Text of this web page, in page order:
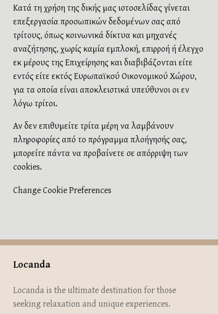
BOOK NOW
About
Contact
Κατά τη χρήση της δικής μας ιστοσελίδας γίνεται
επεξεργασία προσωπικών δεδομένων σας από
τρίτους, όπως κοινωνικά δίκτυα και μηχανές
αναζήτησης, χωρίς καμία εμπλοκή, επιρροή ή έλεγχο
εκ μέρους της Επιχείρησης και διαβιβάζονται είτε
εντός είτε εκτός Ευρωπαϊκού Οικονομικού Χώρου,
για τα οποία είναι αποκλειστικά υπεύθυνοι οι εν
λόγω τρίτοι.
Αν δεν επιθυμείτε τρίτα μέρη να λαμβάνουν
πληροφορίες από το πρόγραμμα πλοήγησής σας,
μπορείτε πάντα να προβαίνετε σε απόρριψη των
cookies.
Change Cookie Preferences
Locanda
Locanda is the ultimate destination for those
seeking relaxation and unique experiences.